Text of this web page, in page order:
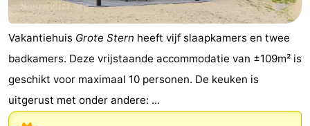
Vakantiehuis Grote Stern heeft vijf slaapkamers en twee
badkamers. Deze vrijstaande accommodatie van ±109m² is
geschikt voor maximaal 10 personen. De keuken is
uitgerust met onder andere: ...